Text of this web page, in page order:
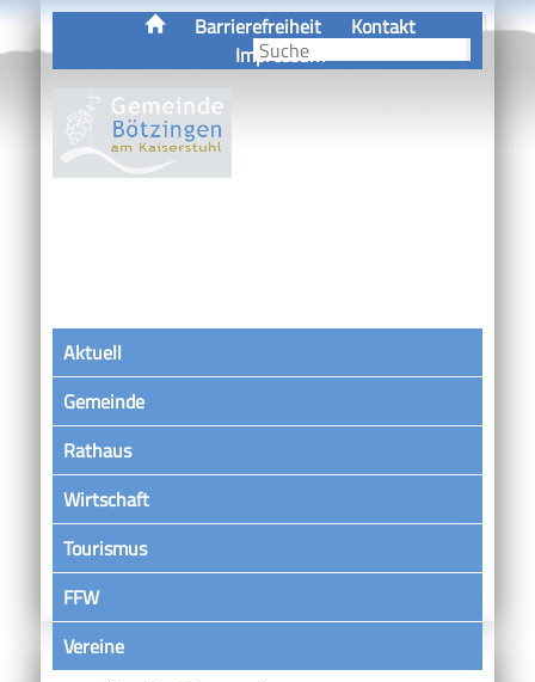
Barrierefreiheit
Kontakt
Impressum
Aktuell
Gemeinde
Rathaus
Wirtschaft
Tourismus
FFW
VereineSatzungen